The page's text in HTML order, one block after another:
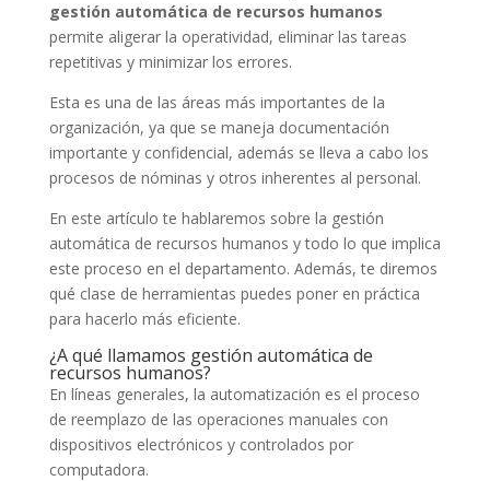
gestión automática de recursos humanos
permite aligerar la operatividad, eliminar las tareas
repetitivas y minimizar los errores.
Esta es una de las áreas más importantes de la
organización, ya que se maneja documentación
importante y confidencial, además se lleva a cabo los
procesos de nóminas y otros inherentes al personal.
En este artículo te hablaremos sobre la gestión
automática de recursos humanos y todo lo que implica
este proceso en el departamento. Además, te diremos
qué clase de herramientas puedes poner en práctica
para hacerlo más eficiente.
¿A qué llamamos gestión automática de
recursos humanos?
En líneas generales, la automatización es el proceso
de reemplazo de las operaciones manuales con
dispositivos electrónicos y controlados por
computadora.